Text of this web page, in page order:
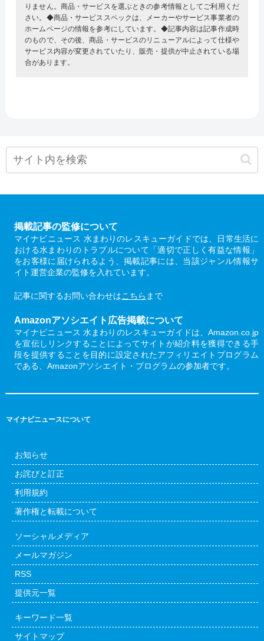
りません。商品・サービスを選ぶときの参考情報としてご利用くだ
さい。◆商品・サービススペックは、メーカーやサービス事業者の
ホームページの情報を参考にしています。◆記事内容は記事作成時
のもので、その後、商品・サービスのリニューアルによって仕様や
サービス内容が変更されていたり、販売・提供が中止されている場
合があります。
掲載記事の監修について
マイナビニュース 水まわりのレスキューガイドでは、日常生活に
おける水まわりのトラブルについて「適切で正しく有益な情報」
をお客様に届けられるよう、掲載記事には、当該ジャンル情報サ
イト運営企業の監修を入れています。
記事に関するお問い合わせはこちら まで
Amazonアソシエイト広告掲載について
マイナビニュース 水まわりのレスキューガイドは、Amazon.co.jp
を宣伝しリンクすることによってサイトが紹介料を獲得できる手
段を提供することを目的に設定されたアフィリエイトプログラム
である、Amazonアソシエイト・プログラムの参加者です。
マイナビニュースについて
お知らせ
お詫びと訂正
利用規約
著作権と転載について
ソーシャルメディア
メールマガジン
RSS
提供元一覧
キーワード一覧
サイトマップ